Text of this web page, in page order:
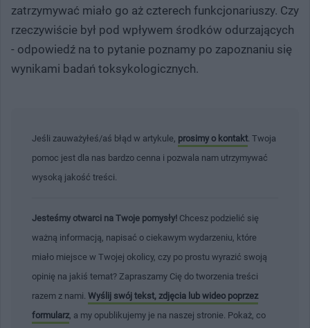
zatrzymywać miało go aż czterech funkcjonariuszy. Czy
rzeczywiście był pod wpływem środków odurzających
- odpowiedź na to pytanie poznamy po zapoznaniu się
wynikami badań toksykologicznych.
Jeśli zauważyłeś/aś błąd w artykule, prosimy o kontakt . Twoja
pomoc jest dla nas bardzo cenna i pozwala nam utrzymywać
wysoką jakość treści.
Jesteśmy otwarci na Twoje pomysły! Chcesz podzielić się
ważną informacją, napisać o ciekawym wydarzeniu, które
miało miejsce w Twojej okolicy, czy po prostu wyrazić swoją
opinię na jakiś temat? Zapraszamy Cię do tworzenia treści
razem z nami. Wyślij swój tekst, zdjęcia lub wideo poprzez
formularz , a my opublikujemy je na naszej stronie. Pokaż, co